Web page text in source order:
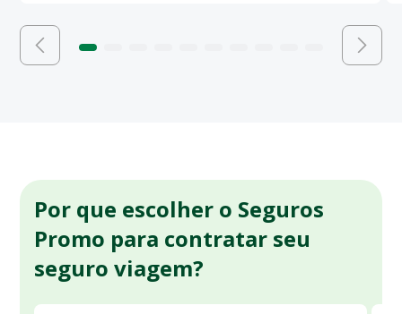
Por que escolher o Seguros
Promo para contratar seu
seguro viagem?